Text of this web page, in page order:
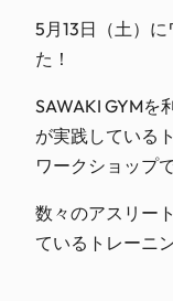
5月13日（土）
た！
SAWAKI GYMを
が実践している
ワークショップで
数々のアスリー
ているトレーニ